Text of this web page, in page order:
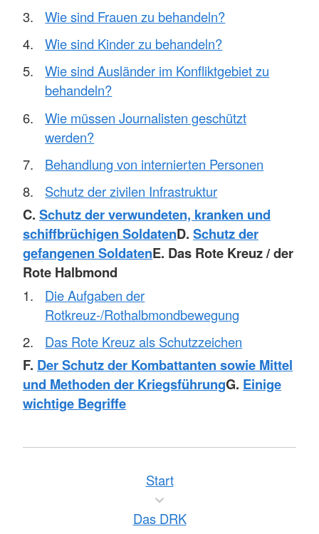
Wie sind Frauen zu behandeln?
Wie sind Kinder zu behandeln?
Wie sind Ausländer im Konfliktgebiet zu
behandeln?
Wie müssen Journalisten geschützt
werden?
Behandlung von internierten Personen
Schutz der zivilen Infrastruktur
C. Schutz der verwundeten, kranken und
schiffbrüchigen SoldatenD. Schutz der
gefangenen SoldatenE. Das Rote Kreuz / der
Rote Halbmond
Die Aufgaben der
Rotkreuz-/Rothalbmondbewegung
Das Rote Kreuz als Schutzzeichen
F. Der Schutz der Kombattanten sowie Mittel
und Methoden der KriegsführungG. Einige
wichtige Begriffe
Start
Das DRK